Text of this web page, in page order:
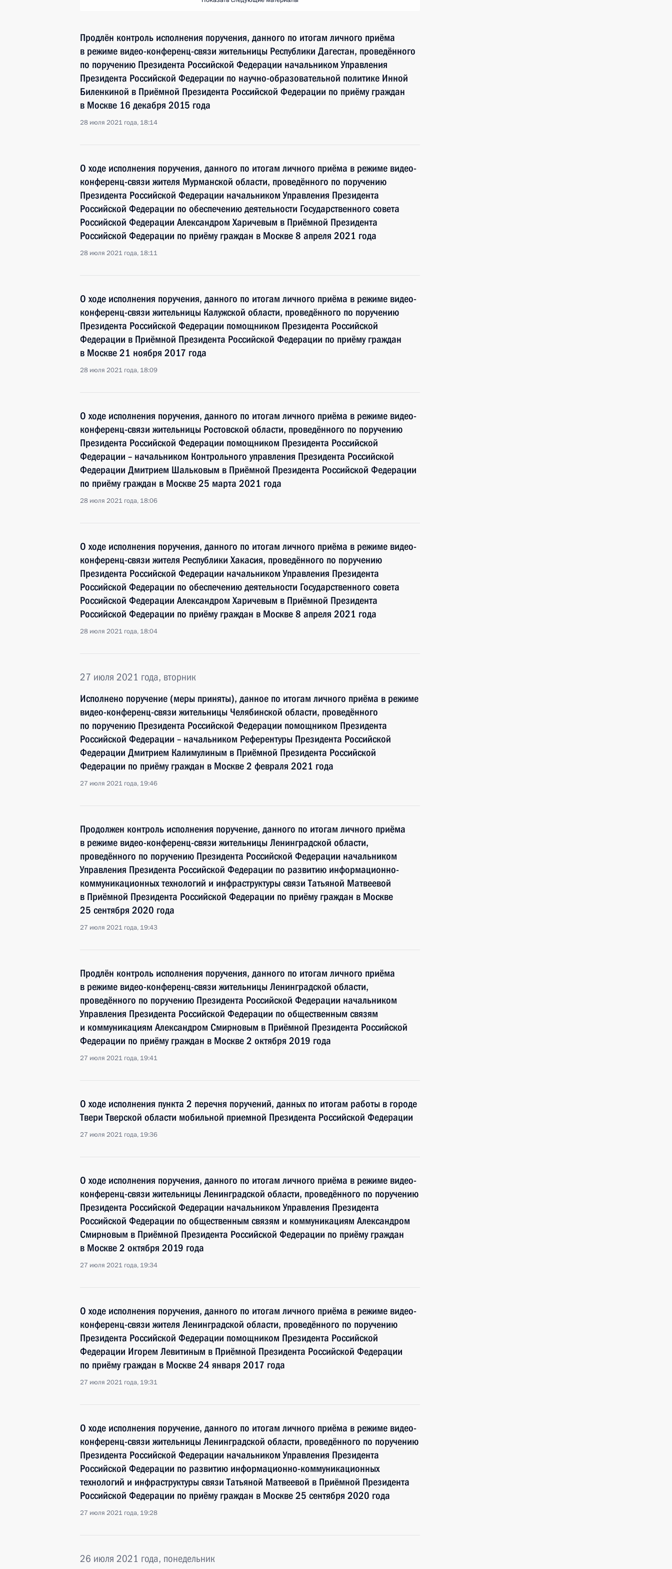
Продлён контроль исполнения поручения, данного по итогам личного приёма
в режиме видео-конференц-связи жительницы Республики Дагестан, проведённого
по поручению Президента Российской Федерации начальником Управления
Президента Российской Федерации по научно-образовательной политике Инной
Биленкиной в Приёмной Президента Российской Федерации по приёму граждан
в Москве 16 декабря 2015 года
28 июля 2021 года, 18:14
О ходе исполнения поручения, данного по итогам личного приёма в режиме видео-
конференц-связи жителя Мурманской области, проведённого по поручению
Президента Российской Федерации начальником Управления Президента
Российской Федерации по обеспечению деятельности Государственного совета
Российской Федерации Александром Харичевым в Приёмной Президента
Российской Федерации по приёму граждан в Москве 8 апреля 2021 года
28 июля 2021 года, 18:11
О ходе исполнения поручения, данного по итогам личного приёма в режиме видео-
конференц-связи жительницы Калужской области, проведённого по поручению
Президента Российской Федерации помощником Президента Российской
Федерации в Приёмной Президента Российской Федерации по приёму граждан
в Москве 21 ноября 2017 года
28 июля 2021 года, 18:09
О ходе исполнения поручения, данного по итогам личного приёма в режиме видео-
конференц-связи жительницы Ростовской области, проведённого по поручению
Президента Российской Федерации помощником Президента Российской
Федерации – начальником Контрольного управления Президента Российской
Федерации Дмитрием Шальковым в Приёмной Президента Российской Федерации
по приёму граждан в Москве 25 марта 2021 года
28 июля 2021 года, 18:06
О ходе исполнения поручения, данного по итогам личного приёма в режиме видео-
конференц-связи жителя Республики Хакасия, проведённого по поручению
Президента Российской Федерации начальником Управления Президента
Российской Федерации по обеспечению деятельности Государственного совета
Российской Федерации Александром Харичевым в Приёмной Президента
Российской Федерации по приёму граждан в Москве 8 апреля 2021 года
28 июля 2021 года, 18:04
27 июля 2021 года, вторник
Исполнено поручение (меры приняты), данное по итогам личного приёма в режиме
видео-конференц-связи жительницы Челябинской области, проведённого
по поручению Президента Российской Федерации помощником Президента
Российской Федерации – начальником Референтуры Президента Российской
Федерации Дмитрием Калимулиным в Приёмной Президента Российской
Федерации по приёму граждан в Москве 2 февраля 2021 года
27 июля 2021 года, 19:46
Продолжен контроль исполнения поручение, данного по итогам личного приёма
в режиме видео-конференц-связи жительницы Ленинградской области,
проведённого по поручению Президента Российской Федерации начальником
Управления Президента Российской Федерации по развитию информационно-
коммуникационных технологий и инфраструктуры связи Татьяной Матвеевой
в Приёмной Президента Российской Федерации по приёму граждан в Москве
25 сентября 2020 года
27 июля 2021 года, 19:43
Продлён контроль исполнения поручения, данного по итогам личного приёма
в режиме видео-конференц-связи жительницы Ленинградской области,
проведённого по поручению Президента Российской Федерации начальником
Управления Президента Российской Федерации по общественным связям
и коммуникациям Александром Смирновым в Приёмной Президента Российской
Федерации по приёму граждан в Москве 2 октября 2019 года
27 июля 2021 года, 19:41
О ходе исполнения пункта 2 перечня поручений, данных по итогам работы в городе
Твери Тверской области мобильной приемной Президента Российской Федерации
27 июля 2021 года, 19:36
О ходе исполнения поручения, данного по итогам личного приёма в режиме видео-
конференц-связи жительницы Ленинградской области, проведённого по поручению
Президента Российской Федерации начальником Управления Президента
Российской Федерации по общественным связям и коммуникациям Александром
Смирновым в Приёмной Президента Российской Федерации по приёму граждан
в Москве 2 октября 2019 года
27 июля 2021 года, 19:34
О ходе исполнения поручения, данного по итогам личного приёма в режиме видео-
конференц-связи жителя Ленинградской области, проведённого по поручению
Президента Российской Федерации помощником Президента Российской
Федерации Игорем Левитиным в Приёмной Президента Российской Федерации
по приёму граждан в Москве 24 января 2017 года
27 июля 2021 года, 19:31
О ходе исполнения поручение, данного по итогам личного приёма в режиме видео-
конференц-связи жительницы Ленинградской области, проведённого по поручению
Президента Российской Федерации начальником Управления Президента
Российской Федерации по развитию информационно-коммуникационных
технологий и инфраструктуры связи Татьяной Матвеевой в Приёмной Президента
Российской Федерации по приёму граждан в Москве 25 сентября 2020 года
27 июля 2021 года, 19:28
26 июля 2021 года, понедельник